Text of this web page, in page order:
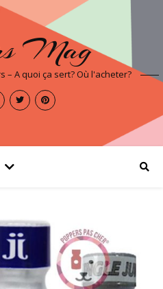
Mag
A quoi ça sert? Où l'acheter?